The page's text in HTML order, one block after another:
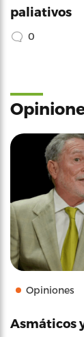
paliativos
0
Opiniones
Asmáticos